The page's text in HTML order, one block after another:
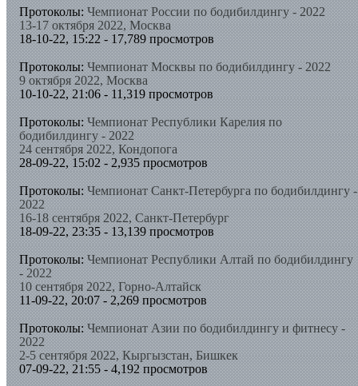
Протоколы: Чемпионат России по бодибилдингу - 2022
13-17 октября 2022, Москва
18-10-22, 15:22 - 17,789 просмотров
Протоколы: Чемпионат Москвы по бодибилдингу - 2022
9 октября 2022, Москва
10-10-22, 21:06 - 11,319 просмотров
Протоколы: Чемпионат Республики Карелия по
бодибилдингу - 2022
24 сентября 2022, Кондопога
28-09-22, 15:02 - 2,935 просмотров
Протоколы: Чемпионат Санкт-Петербурга по бодибилдингу -
2022
16-18 сентября 2022, Санкт-Петербург
18-09-22, 23:35 - 13,139 просмотров
Протоколы: Чемпионат Республики Алтай по бодибилдингу
- 2022
10 сентября 2022, Горно-Алтайск
11-09-22, 20:07 - 2,269 просмотров
Протоколы: Чемпионат Азии по бодибилдингу и фитнесу -
2022
2-5 сентября 2022, Кыргызстан, Бишкек
07-09-22, 21:55 - 4,192 просмотров